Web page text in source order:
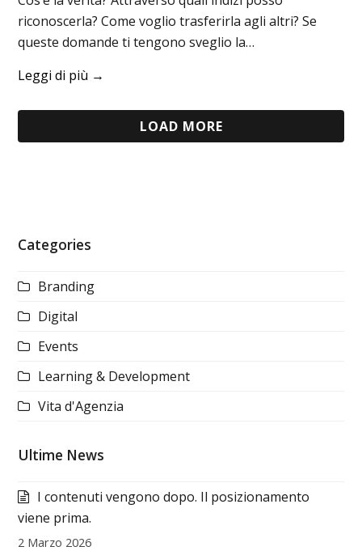
riconoscerla? Come voglio trasferirla agli altri? Se
queste domande ti tengono sveglio la…
Leggi di più →
LOAD MORE
Categories
Branding
Digital
Events
Learning & Development
Vita d'Agenzia
Ultime News
I contenuti vengono dopo. Il posizionamento
viene prima.
2 Marzo 2026